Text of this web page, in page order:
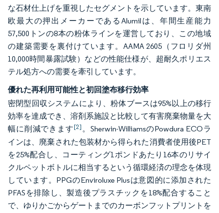
な石材仕上げを重視したセグメントを示しています。東南
欧最大の押出メーカーであるAlumilは、年間生産能力
57,500トンの8本の粉体ラインを運営しており、この地域
の建築需要を裏付けています。AAMA 2605（フロリダ州
10,000時間暴露試験）などの性能仕様が、超耐久ポリエス
テル処方への需要を牽引しています。
優れた再利用可能性と初回塗布移行効率
密閉型回収システムにより、粉体ブースは95%以上の移行
効率を達成でき、溶剤系施設と比較して有害廃棄物量を大
幅に削減できます[2]。Sherwin-WilliamsのPowdura ECOラ
インは、廃棄された包装材から得られた消費者使用後PET
を25%配合し、コーティング1ポンドあたり16本のリサイ
クルペットボトルに相当するという循環経済の理念を体現
しています。PPGのEnviroluxe Plusは意図的に添加された
PFASを排除し、製造後プラスチックを18%配合すること
で、ゆりかごからゲートまでのカーボンフットプリントを